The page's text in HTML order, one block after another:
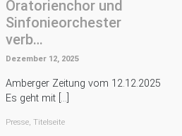
Oratorienchor und
Sinfonieorchester
verb…
Dezember 12, 2025
Amberger Zeitung vom 12.12.2025
Es geht mit […]
Presse, Titelseite